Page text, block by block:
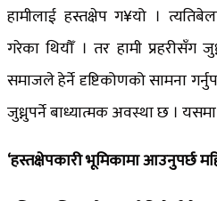
हामीलाई हस्तक्षेप ग¥यो ।
गरेका थियौँ । तर हामी प्रहरीसँग
समाजले हेर्ने दृष्टिकोणको सामना
जुध्नुपर्ने बाध्यात्मक अवस्था छ ।
‘हस्तक्षेपकारी भूमिकामा आउनुपर्छ